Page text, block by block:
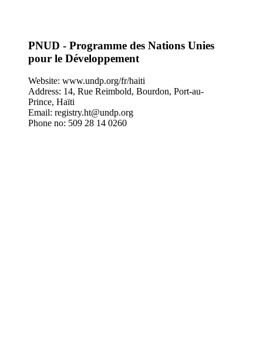
PNUD - Programme des Nations Unies
pour le Développement
Website: www.undp.org/fr/haiti
Address: 14, Rue Reimbold, Bourdon, Port-au-
Prince, Haïti
Email: registry.ht@undp.org
Phone no: 509 28 14 0260